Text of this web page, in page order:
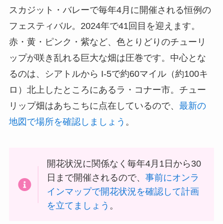
スカジット・バレーで毎年4月に開催される恒例の
フェスティバル。2024年で41回目を迎えます。
赤・黄・ピンク・紫など、色とりどりのチューリ
ップが咲き乱れる巨大な畑は圧巻です。中心とな
るのは、シアトルから I-5で約60マイル（約100キ
ロ）北上したところにあるラ・コナー市。チュー
リップ畑はあちこちに点在しているので、 最新の
地図で場所を確認しましょう 。
開花状況に関係なく毎年4月1日から30
日まで開催されるので、事前にオンラ
インマップで開花状況を確認して計画
を立てましょう 。